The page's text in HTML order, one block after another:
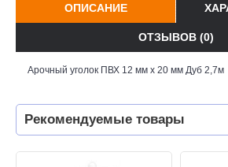
ОПИСАНИЕ
ОТЗЫВОВ (0)
Арочный уголок ПВХ 12 мм х 20 мм Дуб 2,7м
Рекомендуемые товары